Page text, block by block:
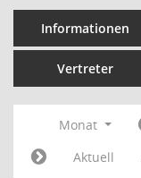
Informationen
Vertreter
Monat
Aktuell